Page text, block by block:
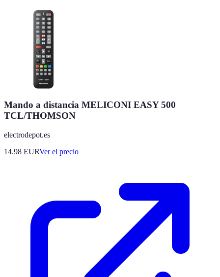
Mando a distancia MELICONI EASY 500
TCL/THOMSON
electrodepot.es
14.98 EURVer el precio